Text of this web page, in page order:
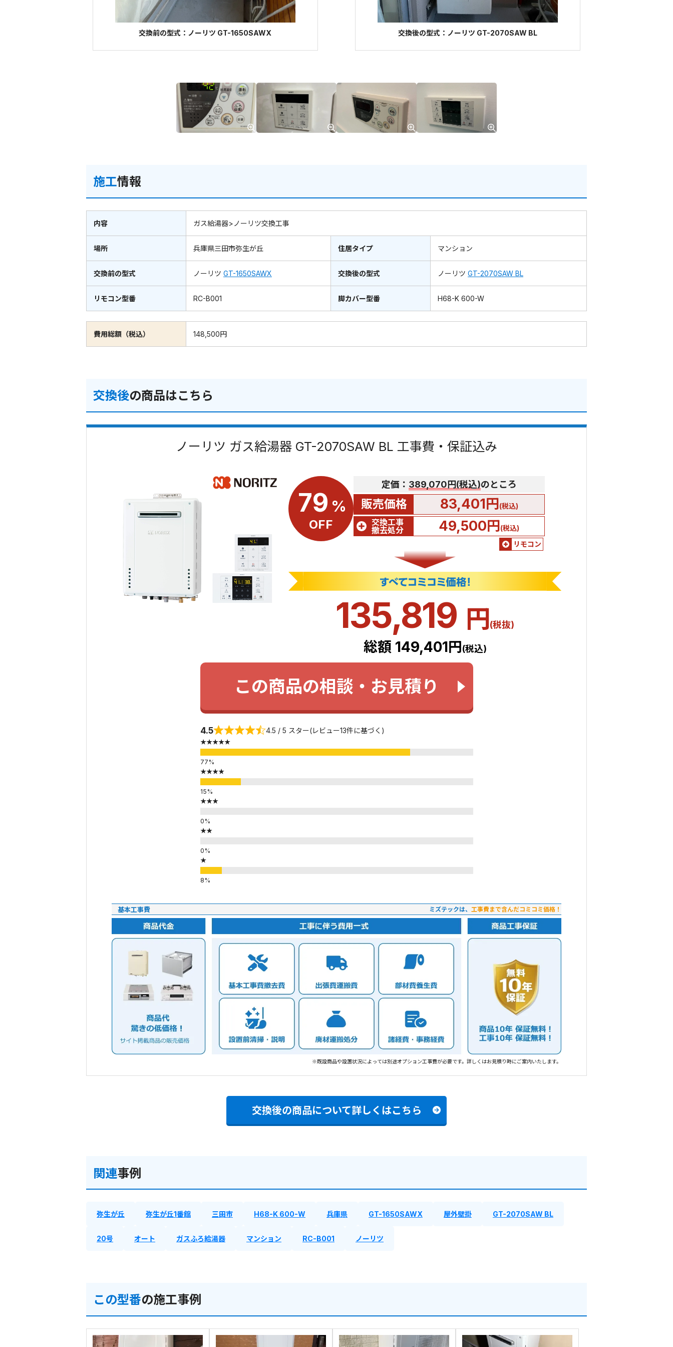
交換前の型式：ノーリツ GT-1650SAWX 交換後の型式：ノーリツ GT-2070SAW BL
施工情報
内容 ガス給湯器>ノーリツ交換工事
場所 兵庫県三田市弥生が丘 住居タイプ マンション
交換前の型式 ノーリツ GT-1650SAWX 交換後の型式 ノーリツ GT-2070SAW BL
リモコン型番 RC-B001 脚カバー型番 H68-K 600-W
費用総額（税込） 148,500円
交換後の商品はこちら
ノーリツ ガス給湯器 GT-2070SAW BL 工事費・保証込み
79 %
OFF
定価： 389,070円(税込)のところ
販売価格 83,401円(税込)
交換工事
撤去処分
49,500円(税込)
リモコン
135,819 円(税抜)
総額 149,401円(税込)
この商品の相談・お見積り
4.5 4.5 / 5 スター(レビュー13件に基づく)
★★★★★
★★★★
★★★
★★
★
基本工事費 ミズテックは、 工事費まで含んだコミコミ価格！
※既設商品や設置状況によっては別途オプション工事費が必要です。詳しくはお見積り時にご案内いたします。
交換後の商品について詳しくはこちら
関連事例
弥生が丘 弥生が丘1番館 三田市 H68-K 600-W 兵庫県 GT-1650SAWX 屋外壁掛 GT-2070SAW BL
20号 オート ガスふろ給湯器 マンション RC-B001 ノーリツ
この型番の施工事例